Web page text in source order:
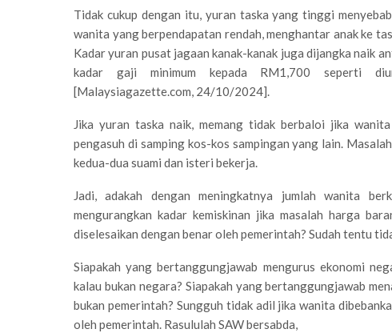
Tidak cukup dengan itu, yuran taska yang tinggi
wanita yang berpendapatan rendah, menghantar anak ke
Kadar yuran pusat jagaan kanak-kanak juga dijangka naik
kadar gaji minimum kepada RM1,700 seperti
[Malaysiagazette.com, 24/10/2024].
Jika yuran taska naik, memang tidak berbaloi jika
pengasuh di samping kos-kos sampingan yang lain.
kedua-dua suami dan isteri bekerja.
Jadi, adakah dengan meningkatnya jumlah wanita
mengurangkan kadar kemiskinan jika masalah harga
diselesaikan dengan benar oleh pemerintah? Sudah tentu
Siapakah yang bertanggungjawab mengurus ekonomi
kalau bukan negara? Siapakah yang bertanggungjawab
bukan pemerintah? Sungguh tidak adil jika wanita
oleh pemerintah. Rasululah SAW bersabda,